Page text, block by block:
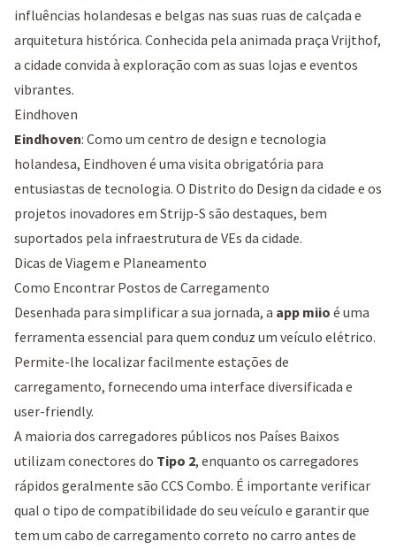
influências holandesas e belgas nas suas ruas de calçada e
arquitetura histórica. Conhecida pela animada praça Vrijthof,
a cidade convida à exploração com as suas lojas e eventos
vibrantes.
Eindhoven
Eindhoven: Como um centro de design e tecnologia
holandesa, Eindhoven é uma visita obrigatória para
entusiastas de tecnologia. O Distrito do Design da cidade e os
projetos inovadores em Strijp-S são destaques, bem
suportados pela infraestrutura de VEs da cidade.
Dicas de Viagem e Planeamento
Como Encontrar Postos de Carregamento
Desenhada para simplificar a sua jornada, a app miio é uma
ferramenta essencial para quem conduz um veículo elétrico.
Permite-lhe localizar facilmente estações de
carregamento, fornecendo uma interface diversificada e
user-friendly.
A maioria dos carregadores públicos nos Países Baixos
utilizam conectores do Tipo 2, enquanto os carregadores
rápidos geralmente são CCS Combo. É importante verificar
qual o tipo de compatibilidade do seu veículo e garantir que
tem um cabo de carregamento correto no carro antes de